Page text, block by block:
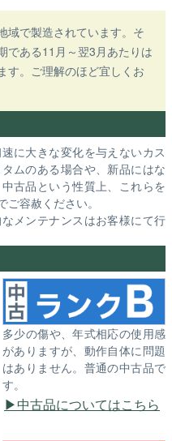
域で製造されています。そ
である11月～翌3月あたりは
す。ご理解のほど宜しくお
に大きな変化を与えないカス
ムのある場合や、新品にはな
古品という性質上、これらを
容赦ください。
メンテナンスはお客様にて行
多少の傷や、年式相応の使用感
がありますが、動作自体に問題
はありません。普通の中古品で
す。
中古品についてはこちら